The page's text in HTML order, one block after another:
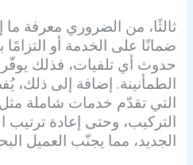
ثالثًا، من الضروري معرفة
ضمانًا على الخدمة أو
حدوث أي تلفيات، فذلك يوفّر
الطمأنينة. إضافة إلى ذلك،
التي تقدّم خدمات شاملة مثل
التركيب، وحتى إعادة ترتيب
الجديد، مما يجنّب العميل